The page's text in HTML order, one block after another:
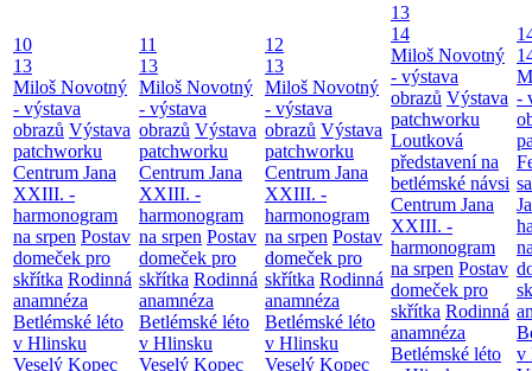
10
13
Miloš Novotný
- výstava
obrazů Výstava
patchworku
Centrum Jana
XXIII. -
harmonogram
na srpen Postav
domeček pro
skřítka Rodinná
anamnéza
Betlémské léto
v Hlinsku
Veselý Kopec
11
13
Miloš Novotný
- výstava
obrazů Výstava
patchworku
Centrum Jana
XXIII. -
harmonogram
na srpen Postav
domeček pro
skřítka Rodinná
anamnéza
Betlémské léto
v Hlinsku
Veselý Kopec
12
13
Miloš Novotný
- výstava
obrazů Výstava
patchworku
Centrum Jana
XXIII. -
harmonogram
na srpen Postav
domeček pro
skřítka Rodinná
anamnéza
Betlémské léto
v Hlinsku
Veselý Kopec
13
14
Miloš Novotný
- výstava
obrazů Výstava
patchworku
Loutková
představení na
betlémské návsi
Centrum Jana
XXIII. -
harmonogram
na srpen Postav
domeček pro
skřítka Rodinná
anamnéza
Betlémské léto
-
v